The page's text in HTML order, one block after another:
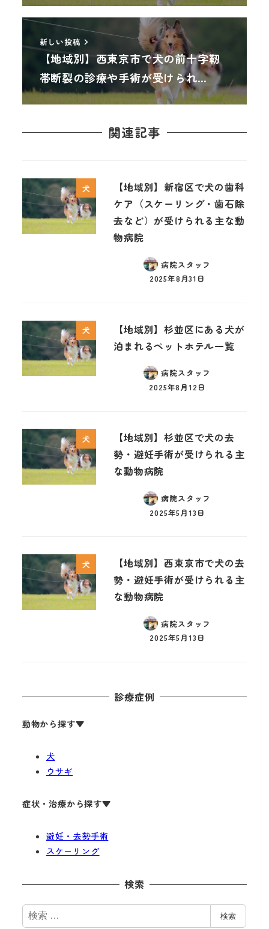
新しい投稿
【地域別】西東京市で犬の前十字靭
帯断裂の診療や手術が受けられ…
関連記事
犬
【地域別】新宿区で犬の歯科
ケア（スケーリング・歯石除
去など）が受けられる主な動
物病院
病院スタッフ
2025年8月31日
犬
【地域別】杉並区にある犬が
泊まれるペットホテル一覧
病院スタッフ
2025年8月12日
犬
【地域別】杉並区で犬の去
勢・避妊手術が受けられる主
な動物病院
病院スタッフ
2025年5月13日
犬
【地域別】西東京市で犬の去
勢・避妊手術が受けられる主
な動物病院
病院スタッフ
2025年5月13日
診療症例
動物から探す▼
犬
ウサギ
症状・治療から探す▼
避妊・去勢手術
スケーリング
検索
検
索
検索